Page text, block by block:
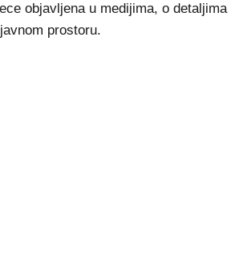
objavljena u medijima, o detaljima
prostoru.